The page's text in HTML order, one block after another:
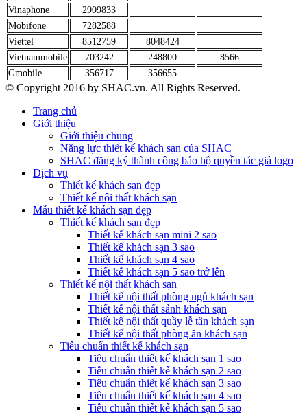
Vinaphone
2909833
Mobifone
7282588
Viettel
8512759
8048424
Vietnammobile
703242 248800
8566
Gmobile
356717 356655
© Copyright 2016 by SHAC.vn. All Rights Reserved.
Trang chủ
Giới thiệu
Giới thiệu chung
Năng lực thiết kế khách sạn của SHAC
SHAC đăng ký thành công bảo hộ quyền tác giả logo
Dịch vụ
Thiết kế khách sạn đẹp
Thiết kế nội thất khách sạn
Mẫu thiết kế khách sạn đẹp
Thiết kế khách sạn đẹp
Thiết kế khách sạn mini 2 sao
Thiết kế khách sạn 3 sao
Thiết kế khách sạn 4 sao
Thiết kế khách sạn 5 sao trở lên
Thiết kế nội thất khách sạn
Thiết kế nội thất phòng ngủ khách sạn
Thiết kế nội thất sảnh khách sạn
Thiết kế nội thất quầy lễ tân khách sạn
Thiết kế nội thất phòng ăn khách sạn
Tiêu chuẩn thiết kế khách sạn
Tiêu chuẩn thiết kế khách sạn 1 sao
Tiêu chuẩn thiết kế khách sạn 2 sao
Tiêu chuẩn thiết kế khách sạn 3 sao
Tiêu chuẩn thiết kế khách sạn 4 sao
Tiêu chuẩn thiết kế khách sạn 5 sao